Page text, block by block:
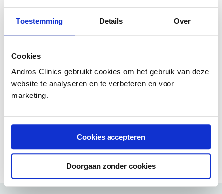
Toestemming Details Over
Cookies
Andros Clinics gebruikt cookies om het gebruik van deze
website te analyseren en te verbeteren en voor
marketing.
Cookies accepteren
Doorgaan zonder cookies
oprichter van Andros. Eerder werd urologie van
Radboudumc onder zijn leiding wereldwijd
gerenommeerd.
Dit is een ouder artikel dat niet meer geüpdatet
Deel via WhatsApp